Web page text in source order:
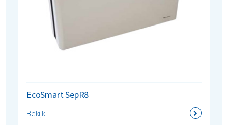
EcoSmart SepR8
Bekijk